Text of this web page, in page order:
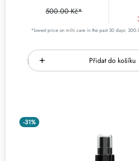
500.00 Kč*
*lowest price on mihi.care in the past 30 days:
Přidat do košíku
-31%